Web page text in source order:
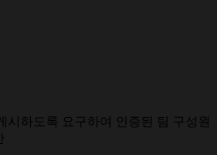
시하도록 요구하여 인증된 팀 구성원